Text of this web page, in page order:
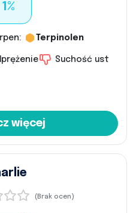
1%
Terpinolen
Suchość ust
więcej
(Brak ocen)